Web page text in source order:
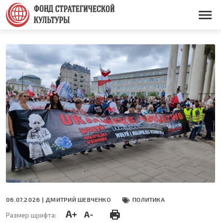
Перейти
основному
содержанию
Основная
06.07.2026 | ДМИТРИЙ ШЕВЧЕНКО ПОЛИТИКА
Размер шрифта: A+ A-